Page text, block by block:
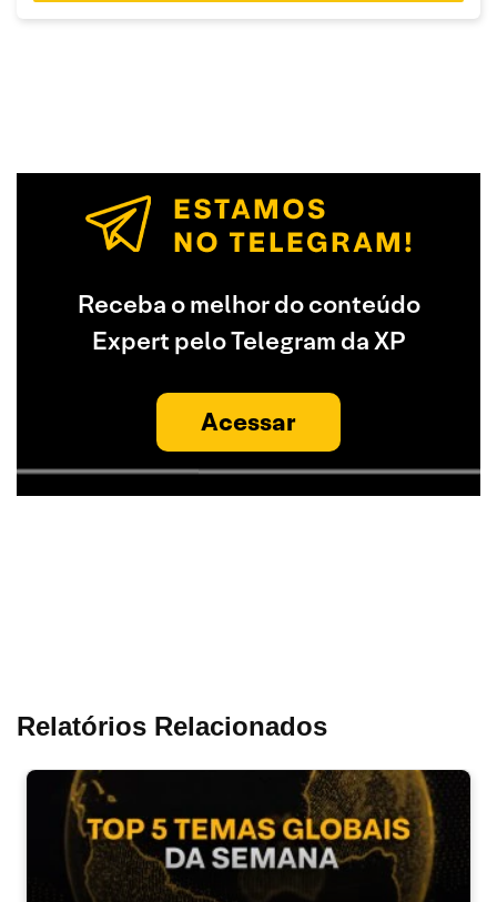
Receba o melhor do conteúdo
Expert pelo Telegram da XP
Acessar
Relatórios Relacionados